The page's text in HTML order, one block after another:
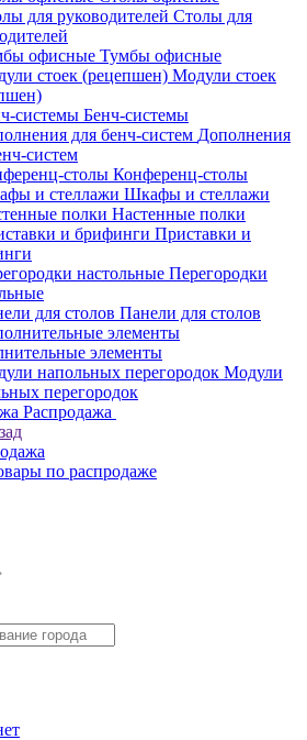
Столы для
Тумбы офисные
Модули стоек
Бенч-системы
Дополнения
систем
Конференц-столы
Шкафы и стеллажи
Настенные полки
Приставки и
Перегородки
Панели для столов
элементы
Модули
перегородок
Распродажа
по распродаже